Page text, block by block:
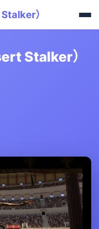
）
Stalker）